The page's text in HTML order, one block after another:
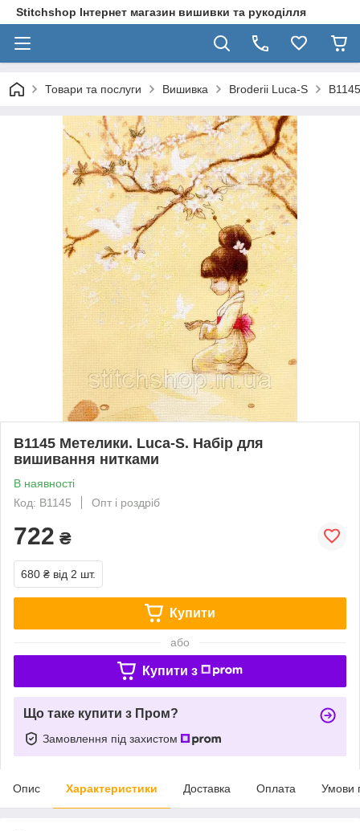
Stitchshop Інтернет магазин вишивки та рукоділля
Товари та послуги Вишивка Broderii Luca-S
B1145 Метелики. Luca-S. Набір для
вишивання нитками
В наявності
Код: B1145
Опт і роздріб
722 ₴
680 ₴ від 2 шт.
Купити
або
Купити з
Що таке купити з Пром?
Замовлення під захистом
Опис Характеристики Доставка Оплата Умови